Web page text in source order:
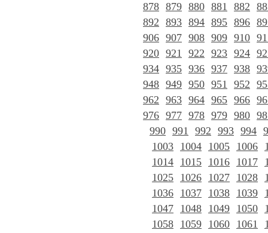
878 879 880 881 882
892 893 894 895 896
906 907 908 909 910
920 921 922 923 924
934 935 936 937 938
948 949 950 951 952
962 963 964 965 966
976 977 978 979 980
990 991 992 993 994
1003 1004 1005 1006
1014 1015 1016 1017
1025 1026 1027 1028
1036 1037 1038 1039
1047 1048 1049 1050
1058 1059 1060 1061